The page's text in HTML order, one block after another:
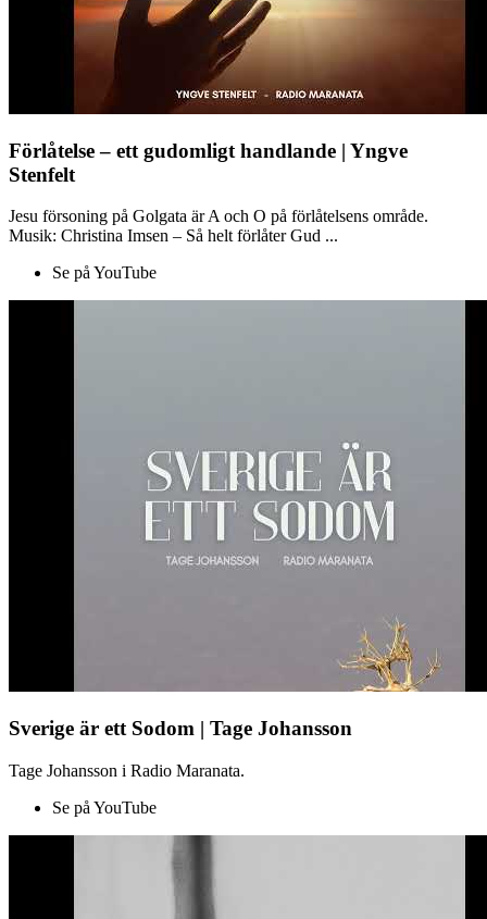
Förlåtelse – ett gudomligt handlande | Yngve
Stenfelt
Jesu försoning på Golgata är A och O på förlåtelsens område.
Musik: Christina Imsen – Så helt förlåter Gud ...
Se på YouTube
Sverige är ett Sodom | Tage Johansson
Tage Johansson i Radio Maranata.
Se på YouTube